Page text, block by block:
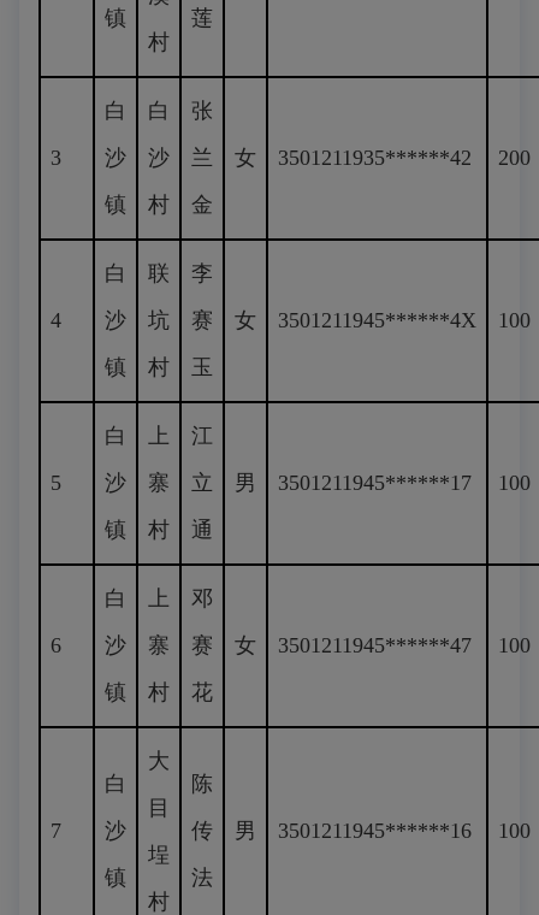
镇
村
莲
3
白
沙
镇
白
沙
村
张
兰
金
女 3501211935******42 200
4
白
沙
镇
联
坑
村
李
赛
玉
女 3501211945******4X 100
5
白
沙
镇
上
寨
村
江
立
通
男 3501211945******17 100
6
白
沙
镇
上
寨
村
邓
赛
花
女 3501211945******47 100
7
白
沙
镇
大
目
埕
村
陈
传
法
男 3501211945******16 100